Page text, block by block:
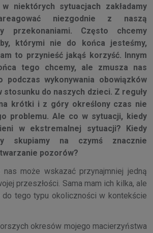
niektórych sytuacjach zakładamy
niezgodnie z naszą
przekonaniami. Często chcemy
którymi nie do końca jesteśmy,
to przynieść jakąś korzyść. Innym
tego chcemy, ale zmusza nas
wykonywania obowiązków
stosunku do naszych dzieci. Z reguły
krótki i z góry określony czas nie
problemu. Ale co w sytuacji, kiedy
w ekstremalnej sytuacji? Kiedy
skupiamy na czymś znacznie
pozorów?
może wskazać przynajmniej jedną
przeszłości. Sama mam ich kilka, ale
tego typu okoliczności w kontekście
okresów mojego macierzyństwa